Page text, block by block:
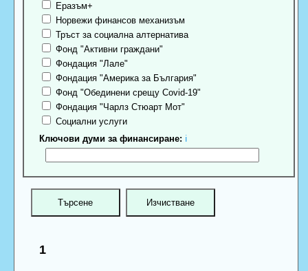
Еразъм+
Норвежи финансов механизъм
Тръст за социална алтернатива
Фонд "Активни граждани"
Фондация "Лале"
Фондация "Америка за България"
Фонд "Обединени срещу Covid-19"
Фондация "Чарлз Стюарт Мот"
Социални услуги
Ключови думи за финансиране: ℹ
1